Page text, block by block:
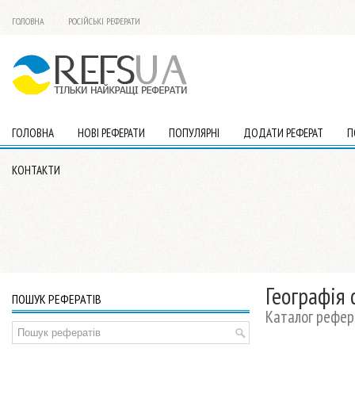
ГОЛОВНА РОСІЙСЬКІ РЕФЕРАТИ
ГОЛОВНА НОВІ РЕФЕРАТИ ПОПУЛЯРНІ ДОДАТИ РЕФЕРАТ
КОНТАКТИ
Географія
Каталог
ПОШУК РЕФЕРАТІВ